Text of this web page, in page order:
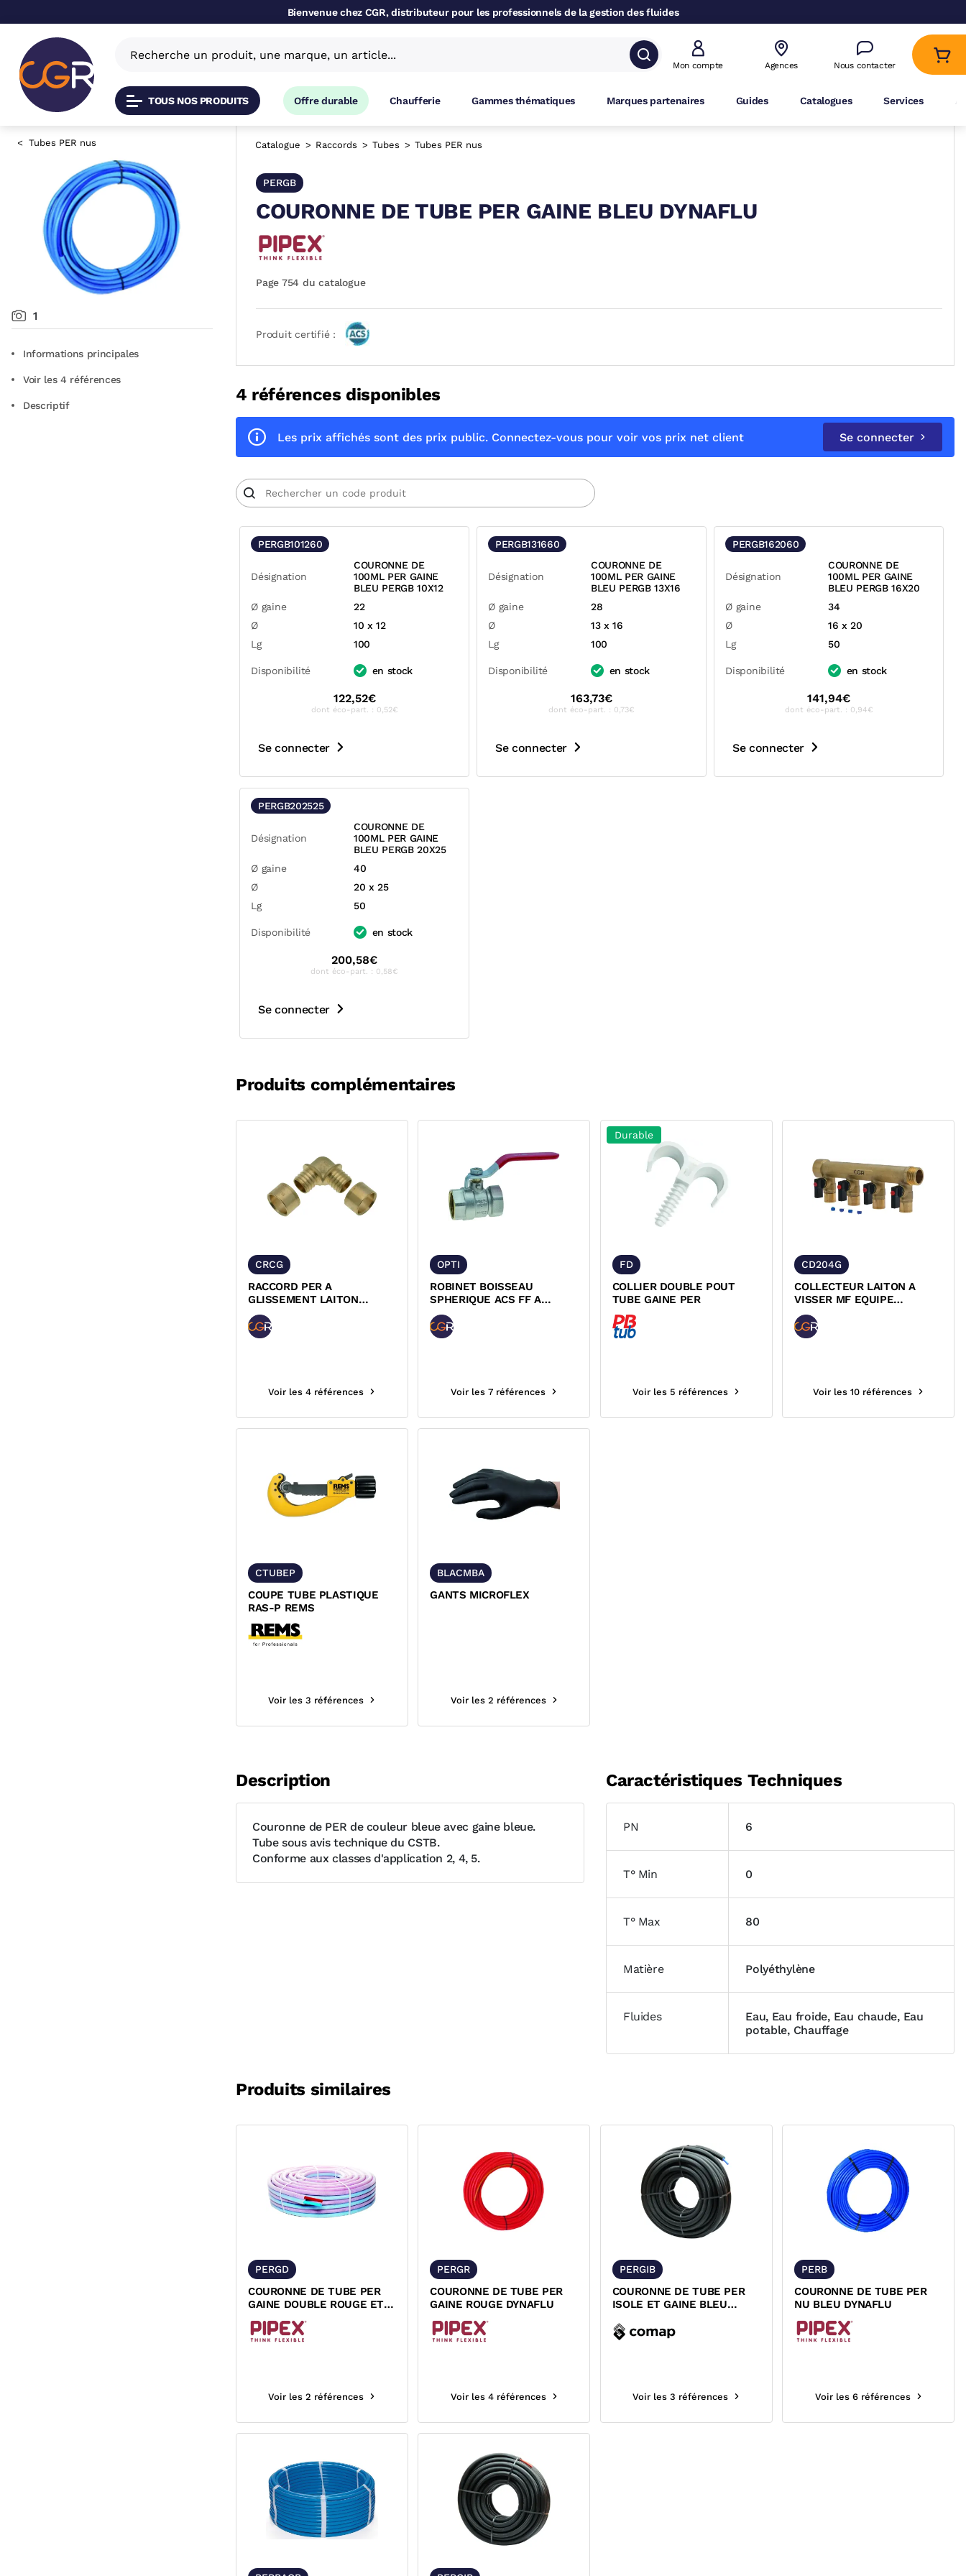
Bienvenue chez CGR, distributeur pour les professionnels de la gestion des fluides
Mon compte Agences Nous contacter
TOUS NOS PRODUITS Offre durable Chaufferie Gammes thématiques Marques partenaires Guides Catalogues Services
Tubes PER nus
1
Informations principales
Voir les 4 références
Descriptif
Catalogue Raccords Tubes Tubes PER nus
PERGB
COURONNE DE TUBE PER GAINE BLEU DYNAFLU
Page 754 du catalogue
Produit certifié :
4 références disponibles
Les prix affichés sont des prix public. Connectez-vous pour voir vos prix net client Se connecter
PERGB101260
Désignation
COURONNE DE
100ML PER GAINE
BLEU PERGB 10X12
Ø gaine
22
Ø
10 x 12
Lg
100
Disponibilité en stock
122,52€
dont éco-part. : 0,52€
Se connecter
PERGB131660
Désignation
COURONNE DE
100ML PER GAINE
BLEU PERGB 13X16
Ø gaine
28
Ø
13 x 16
Lg
100
Disponibilité en stock
163,73€
dont éco-part. : 0,73€
Se connecter
PERGB162060
Désignation
COURONNE DE
100ML PER GAINE
BLEU PERGB 16X20
Ø gaine
34
Ø
16 x 20
Lg
50
Disponibilité en stock
141,94€
dont éco-part. : 0,94€
Se connecter
PERGB202525
Désignation
COURONNE DE
100ML PER GAINE
BLEU PERGB 20X25
Ø gaine
40
Ø
20 x 25
Lg
50
Disponibilité en stock
200,58€
dont éco-part. : 0,58€
Se connecter
Produits complémentaires
CRCG
RACCORD PER A
GLISSEMENT LAITON
COUDE EGAL DYNAFLU CGR
Voir les 4 références
OPTI
ROBINET BOISSEAU
SPHERIQUE ACS FF A
POIGNEE OPTI
Voir les 7 références
Durable
FD
COLLIER DOUBLE POUT
TUBE GAINE PER
Voir les 5 références
CD204G
COLLECTEUR LAITON A
VISSER MF EQUIPE
ROBINETS BOISSEAUX A
GLISSEMENT...
Voir les 10 références
CTUBEP
COUPE TUBE PLASTIQUE
RAS-P REMS
Voir les 3 références
BLACMBA
GANTS MICROFLEX
Voir les 2 références
Description
Couronne de PER de couleur bleue avec gaine bleue.
Tube sous avis technique du CSTB.
Conforme aux classes d'application 2, 4, 5.
Caractéristiques Techniques
PN 6
T° Min 0
T° Max 80
Matière Polyéthylène
Fluides
Eau, Eau froide, Eau chaude, Eau
potable, Chauffage
Produits similaires
PERGD
COURONNE DE TUBE PER
GAINE DOUBLE ROUGE ET
BLEU DYNAFLU
Voir les 2 références
PERGR
COURONNE DE TUBE PER
GAINE ROUGE DYNAFLU
Voir les 4 références
PERGIB
COURONNE DE TUBE PER
ISOLE ET GAINE BLEU
Voir les 3 références
PERB
COURONNE DE TUBE PER
NU BLEU DYNAFLU
Voir les 6 références